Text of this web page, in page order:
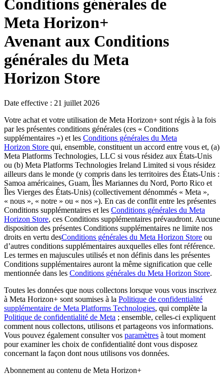
Conditions générales de
Meta Horizon+
Avenant aux Conditions
générales du Meta
Horizon Store
Date effective : 21 juillet 2026
Votre achat et votre utilisation de Meta Horizon+ sont régis à la fois
par les présentes conditions générales (ces « Conditions
supplémentaires ») et les Conditions générales du Meta
Horizon Store qui, ensemble, constituent un accord entre vous et, (a)
Meta Platforms Technologies, LLC si vous résidez aux États-Unis
ou (b) Meta Platforms Technologies Ireland Limited si vous résidez
ailleurs dans le monde (y compris dans les territoires des États-Unis :
Samoa américaines, Guam, Îles Mariannes du Nord, Porto Rico et
Îles Vierges des États-Unis) (collectivement dénommés « Meta »,
« nous », « notre » ou « nos »). En cas de conflit entre les présentes
Conditions supplémentaires et les Conditions générales du Meta
Horizon Store, ces Conditions supplémentaires prévaudront. Aucune
disposition des présentes Conditions supplémentaires ne limite nos
droits en vertu desConditions générales du Meta Horizon Store ou
d’autres conditions supplémentaires auxquelles elles font référence.
Les termes en majuscules utilisés et non définis dans les présentes
Conditions supplémentaires auront la même signification que celle
mentionnée dans les Conditions générales du Meta Horizon Store.
Toutes les données que nous collectons lorsque vous vous inscrivez
à Meta Horizon+ sont soumises à la Politique de confidentialité
supplémentaire de Meta Platforms Technologies, qui complète la
Politique de confidentialité de Meta ; ensemble, celles-ci expliquent
comment nous collectons, utilisons et partageons vos informations.
Vous pouvez également consulter vos paramètres à tout moment
pour examiner les choix de confidentialité dont vous disposez
concernant la façon dont nous utilisons vos données.
Abonnement au contenu de Meta Horizon+